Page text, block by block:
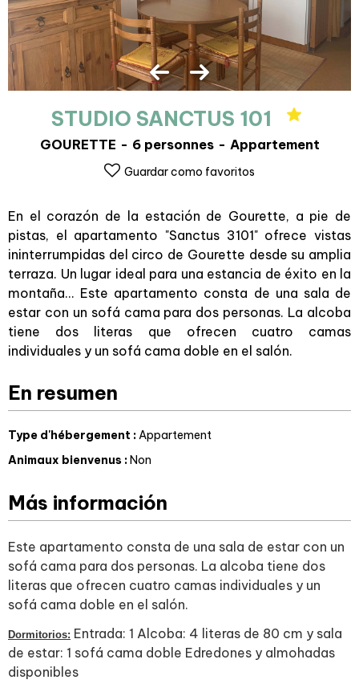
STUDIO SANCTUS 101
GOURETTE 6 personnes Appartement
Guardar como favoritos
En el corazón de la estación de Gourette, a pie de
pistas, el apartamento "Sanctus 3101" ofrece vistas
ininterrumpidas del circo de Gourette desde su amplia
terraza. Un lugar ideal para una estancia de éxito en la
montaña... Este apartamento consta de una sala de
estar con un sofá cama para dos personas. La alcoba
tiene dos literas que ofrecen cuatro camas
individuales y un sofá cama doble en el salón.
En resumen
Type d'hébergement :Appartement
Animaux bienvenus :Non
Más información
Este apartamento consta de una sala de estar con un
sofá cama para dos personas. La alcoba tiene dos
literas que ofrecen cuatro camas individuales y un
sofá cama doble en el salón.
Dormitorios: Entrada: 1 Alcoba: 4 literas de 80 cm y sala
de estar: 1 sofá cama doble Edredones y almohadas
disponibles